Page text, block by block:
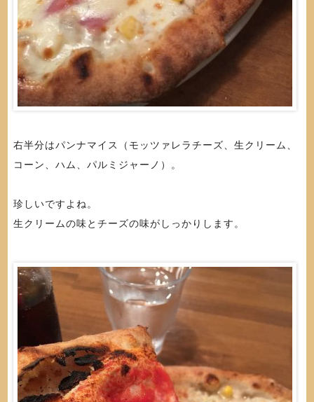
右半分はパンナマイス（モッツァレラチーズ、生クリーム、
コーン、ハム、パルミジャーノ）。
珍しいですよね。
生クリームの味とチーズの味がしっかりします。